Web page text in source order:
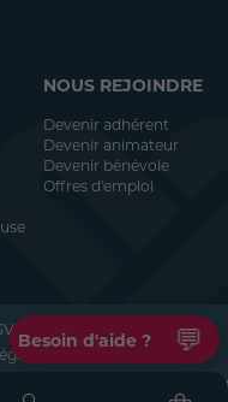
NOUS REJOINDRE
Devenir adhérent
Devenir animateur
Devenir bénévole
Offres d'emploi
-
-
Besoin d'aide ? 💬